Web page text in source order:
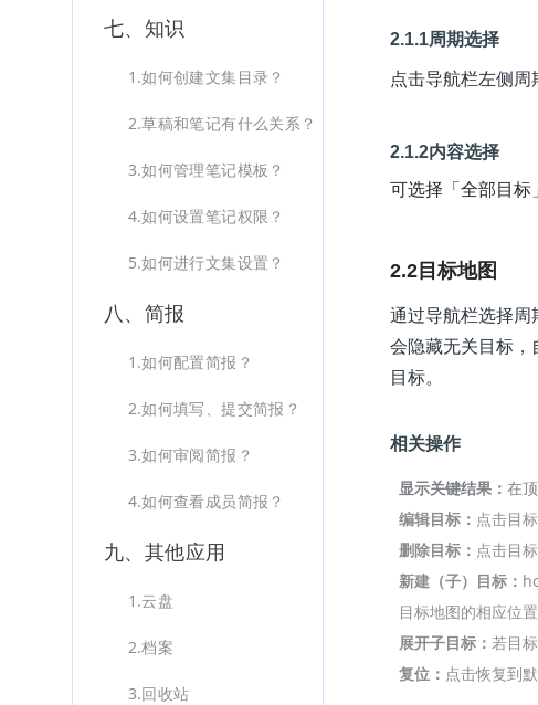
七、知识
1.如何创建文集目录？
2.草稿和笔记有什么关系？
3.如何管理笔记模板？
4.如何设置笔记权限？
5.如何进行文集设置？
八、简报
1.如何配置简报？
2.如何填写、提交简报？
3.如何审阅简报？
4.如何查看成员简报？
九、其他应用
1.云盘
2.档案
3.回收站
2.1.1周期选择
点击导航栏左侧周
2.1.2内容选择
可选择「全部目标
2.2目标地图
通过导航栏选择
会隐藏无关目标
目标。
相关操作
显示关键结果： 在
编辑目标： 点击目
删除目标： 点击目
新建（子）目标：
目标地图的相应位置
展开子目标： 若目
复位： 点击恢复到